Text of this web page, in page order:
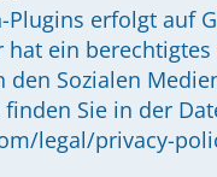
Plugins erfolgt auf
hat ein
Sozialen
Sie in der
legal/privacy-